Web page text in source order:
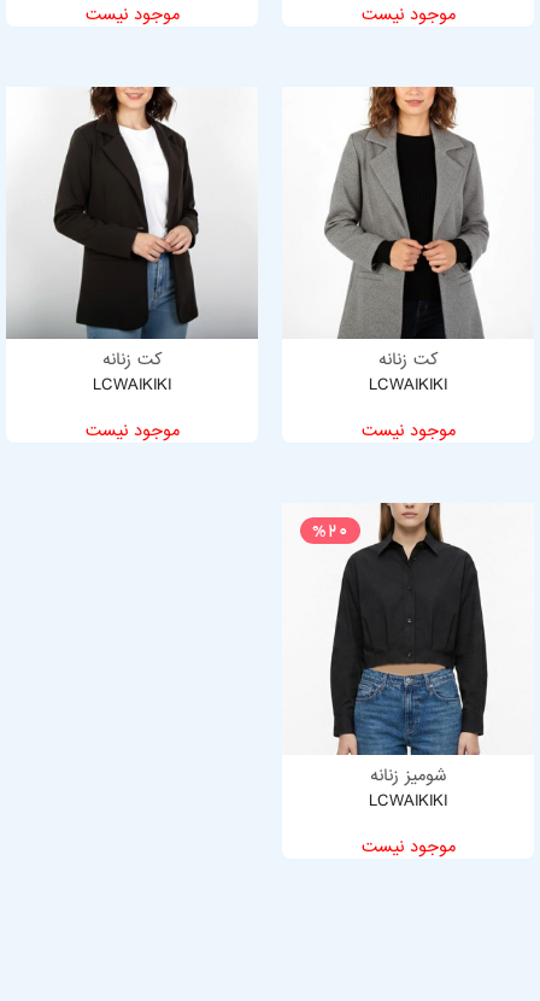
موجود نیست
موجود نیست
کت زنانه
LCWAIKIKI
موجود نیست
کت زنانه
LCWAIKIKI
موجود نیست
%20
شومیز زنانه
LCWAIKIKI
موجود نیست